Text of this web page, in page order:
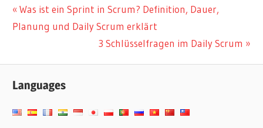
Beitragsnavigation
Vorheriger
Beitrag:
Was ist ein Sprint in Scrum? Definition, Dauer,
Planung und Daily Scrum erklärt
Nächster
3 Schlüsselfragen im Daily Scrum
Languages